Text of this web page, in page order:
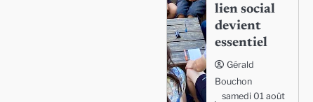
lien social
devient
essentiel
Gérald
Bouchon
samedi 01 août